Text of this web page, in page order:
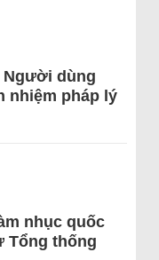
Người dùng
nhiệm pháp lý
nhục quốc
Tổng thống